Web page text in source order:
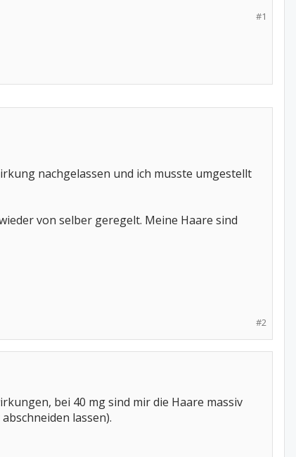
#1
nachgelassen und ich musste umgestellt
von selber geregelt. Meine Haare sind
#2
bei 40 mg sind mir die Haare massiv
lassen).